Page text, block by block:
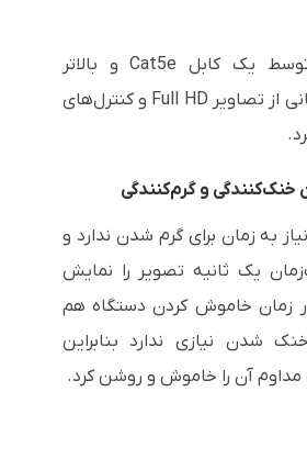
یک کابل Cat5eو بالاتر
از تصاویر Full HD و کنترل‌های
خنک‌کنندگی و گرم‌کنندگی
به زمان برای گرم شدن ندارد و
یک ثانیه تصویر را نمایش
زمان خاموش کردن دستگاه هم
شدن نیازی ندارد بنابراین
آن را خاموش و روشن کرد.